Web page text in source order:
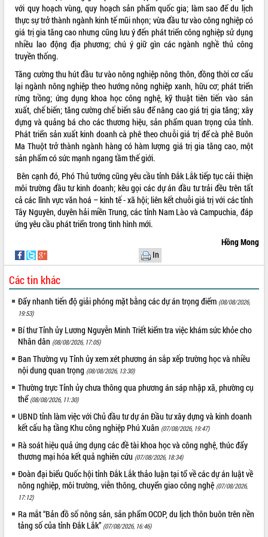
nhanh tiến độ các dự án trọng điểm
trong Khu kinh tế Nam Phú Yên
Hòn Yến phát triển du lịch gắn với bảo
tồn biển
Lấy ý kiến điều chỉnh Quy hoạch tỉnh
Đắk Lắk thời kỳ 2021-2030, tầm nhìn
đến năm 2050
Phát động chiến dịch 30 ngày đêm
giải phóng mặt bằng Tuyến đường bộ
ven biển
Đắk Lắk nỗ lực thúc đẩy tăng trưởng
kinh tế từ 10% trở lên trong Quý
II/2026
Đắk Lắk ký kết thỏa thuận hợp tác về
chuyển đổi số giai đoạn 2026 – 2030
với Tập đoàn Bưu chính Viễn thông
Việt Nam
Thứ trưởng Bộ Y tế làm việc với tỉnh
cho trạm y tế cấp xã
Du lịch Đắk Lắk nâng tầm trải nghiệm
du khách thông qua Hệ thống cơ sở dữ
liệu và Bản đồ số
Tập huấn ứng dụng trí tuệ nhân tạo (AI)
trong thương mại điện tử năm 2026
Đoàn đại biểu Quốc hội tỉnh Đắk Lắk
trao đổi thông tin trước Kỳ họp thứ
nhất, Quốc hội khóa XVI
Quyết liệt cải cách hành chính, khơi
thông nguồn lực phát triển
Nâng cao hiệu lực, hiệu quả HĐND
Xã Ea Phê gắn cải cách hành chính với
chuyển đổi số
Phó Chủ tịch Thường trực UBND tỉnh
Hồ Thị Nguyên Thảo làm việc tại Trung
tâm Phục vụ hành chính công xã Ea
Phê
Xây dựng nền hành chính số đồng
hành cùng nông dân dân, doanh nghiệp
Giai đoạn 2026-2030, Đắk Lắk phấn
với quy hoạch vùng, quy hoạch sản phẩm quốc gia; làm sao để du lịch
thực sự trở thành ngành kinh tế mũi nhọn; vừa đầu tư vào công nghiệp có
giá trị gia tăng cao nhưng cũng lưu ý đến phát triển công nghiệp sử dụng
nhiều lao động địa phương; chú ý giữ gìn các ngành nghề thủ công
truyền thống.
Tăng cường thu hút đầu tư vào nông nghiệp nông thôn, đồng thời cơ cấu
lại ngành nông nghiệp theo hướng nông nghiệp xanh, hữu cơ; phát triển
rừng trồng; ứng dụng khoa học công nghệ, kỹ thuật tiên tiến vào sản
xuất, chế biến; tăng cường chế biến sâu để nâng cao giá trị gia tăng; xây
dựng và quảng bá cho các thương hiệu, sản phẩm quan trọng của tỉnh.
Phát triển sản xuất kinh doanh cà phê theo chuỗi giá trị để cà phê Buôn
Ma Thuột trở thành ngành hàng có hàm lượng giá trị gia tăng cao, một
sản phẩm có sức mạnh ngang tầm thế giới.
Bên cạnh đó, Phó Thủ tướng cũng yêu cầu tỉnh Đắk Lắk tiếp tục cải thiện
môi trường đầu tư kinh doanh; kêu gọi các dự án đầu tư trải đều trên tất
cả các lĩnh vực văn hoá – kinh tế - xã hội; liên kết chuỗi giá trị với các tỉnh
Tây Nguyên, duyên hải miền Trung, các tỉnh Nam Lào và Campuchia, đáp
ứng yêu cầu phát triển trong tình hình mới.
Hồng Mong
In
Các tin khác
Đẩy nhanh tiến độ giải phóng mặt bằng các dự án trọng điểm (08/08/2026,
19:53)
Bí thư Tỉnh ủy Lương Nguyễn Minh Triết kiểm tra việc khám sức khỏe cho
Nhân dân (08/08/2026, 17:05)
Ban Thường vụ Tỉnh ủy xem xét phương án sắp xếp trường học và nhiều
nội dung quan trọng (08/08/2026, 13:30)
Thường trực Tỉnh ủy chưa thông qua phương án sáp nhập xã, phường cụ
thể (08/08/2026, 11:30)
UBND tỉnh làm việc với Chủ đầu tư dự án Đầu tư xây dựng và kinh doanh
kết cấu hạ tầng Khu công nghiệp Phú Xuân (07/08/2026, 19:47)
Rà soát hiệu quả ứng dụng các đề tài khoa học và công nghệ, thúc đẩy
thương mại hóa kết quả nghiên cứu (07/08/2026, 18:34)
Đoàn đại biểu Quốc hội tỉnh Đắk Lắk thảo luận tại tổ về các dự án luật về
nông nghiệp, môi trường, viễn thông, chuyển giao công nghệ (07/08/2026,
17:12)
Ra mắt “Bản đồ số nông sản, sản phẩm OCOP, du lịch thôn buôn trên nền
tảng số của tỉnh Đắk Lắk” (07/08/2026, 16:46)